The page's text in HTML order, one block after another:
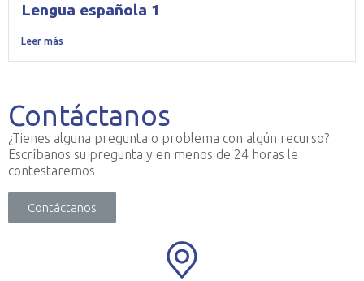
Lengua española 1
Leer más
Contáctanos
¿Tienes alguna pregunta o problema con algún recurso?
Escríbanos su pregunta y en menos de 24 horas le
contestaremos
Contáctanos